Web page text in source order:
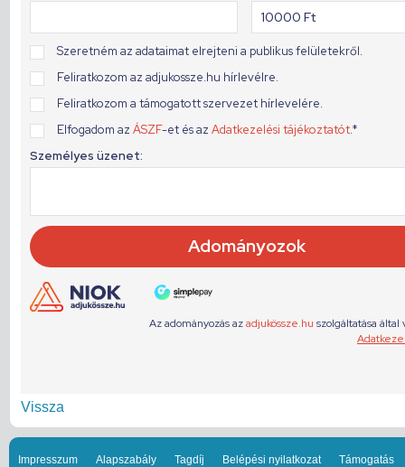
Vissza
Impresszum Alapszabály Tagdíj Belépési nyilatkozat Támogatás